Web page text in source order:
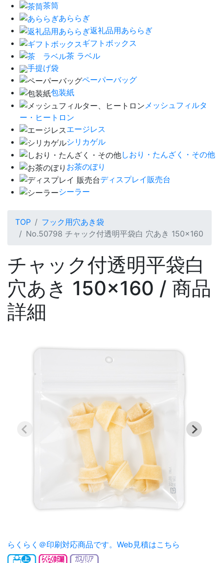
茶筒
あららぎ
返礼品用あららぎ
ギフトボックス
茶 ラベル
手提げ袋
ペーパーバッグ
包装紙
メッシュフィルタ
ー・ヒートロン
エージレス
シリカゲル
しおり・たんざく・その他
お茶のぼり
ディスプレイ販売台
シーラー
TOP
フック用穴あき袋
No.50798 チャック付透明平袋白 穴あき 150×160
チャック付透明平袋白
穴あき 150×160 / 商品
詳細
らくらく＠印刷対応商品です。 Web見積はこちら